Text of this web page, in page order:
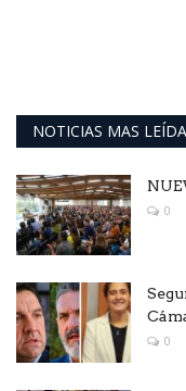
NOTICIAS MAS
0
0